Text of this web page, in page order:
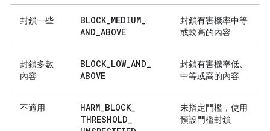
封鎖一些 BLOCK_MEDIUM_
AND_ABOVE
封鎖有害機率中等
或較高的內容
封鎖多數
內容
BLOCK_LOW_AND_
ABOVE
封鎖有害機率低、
中等或高的內容
不適用 HARM_BLOCK_
THRESHOLD_
未指定門檻，使用
預設門檻封鎖